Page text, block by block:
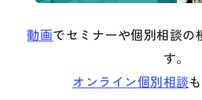
動画でセミナーや個別相談の
す。
オンライン個別相談